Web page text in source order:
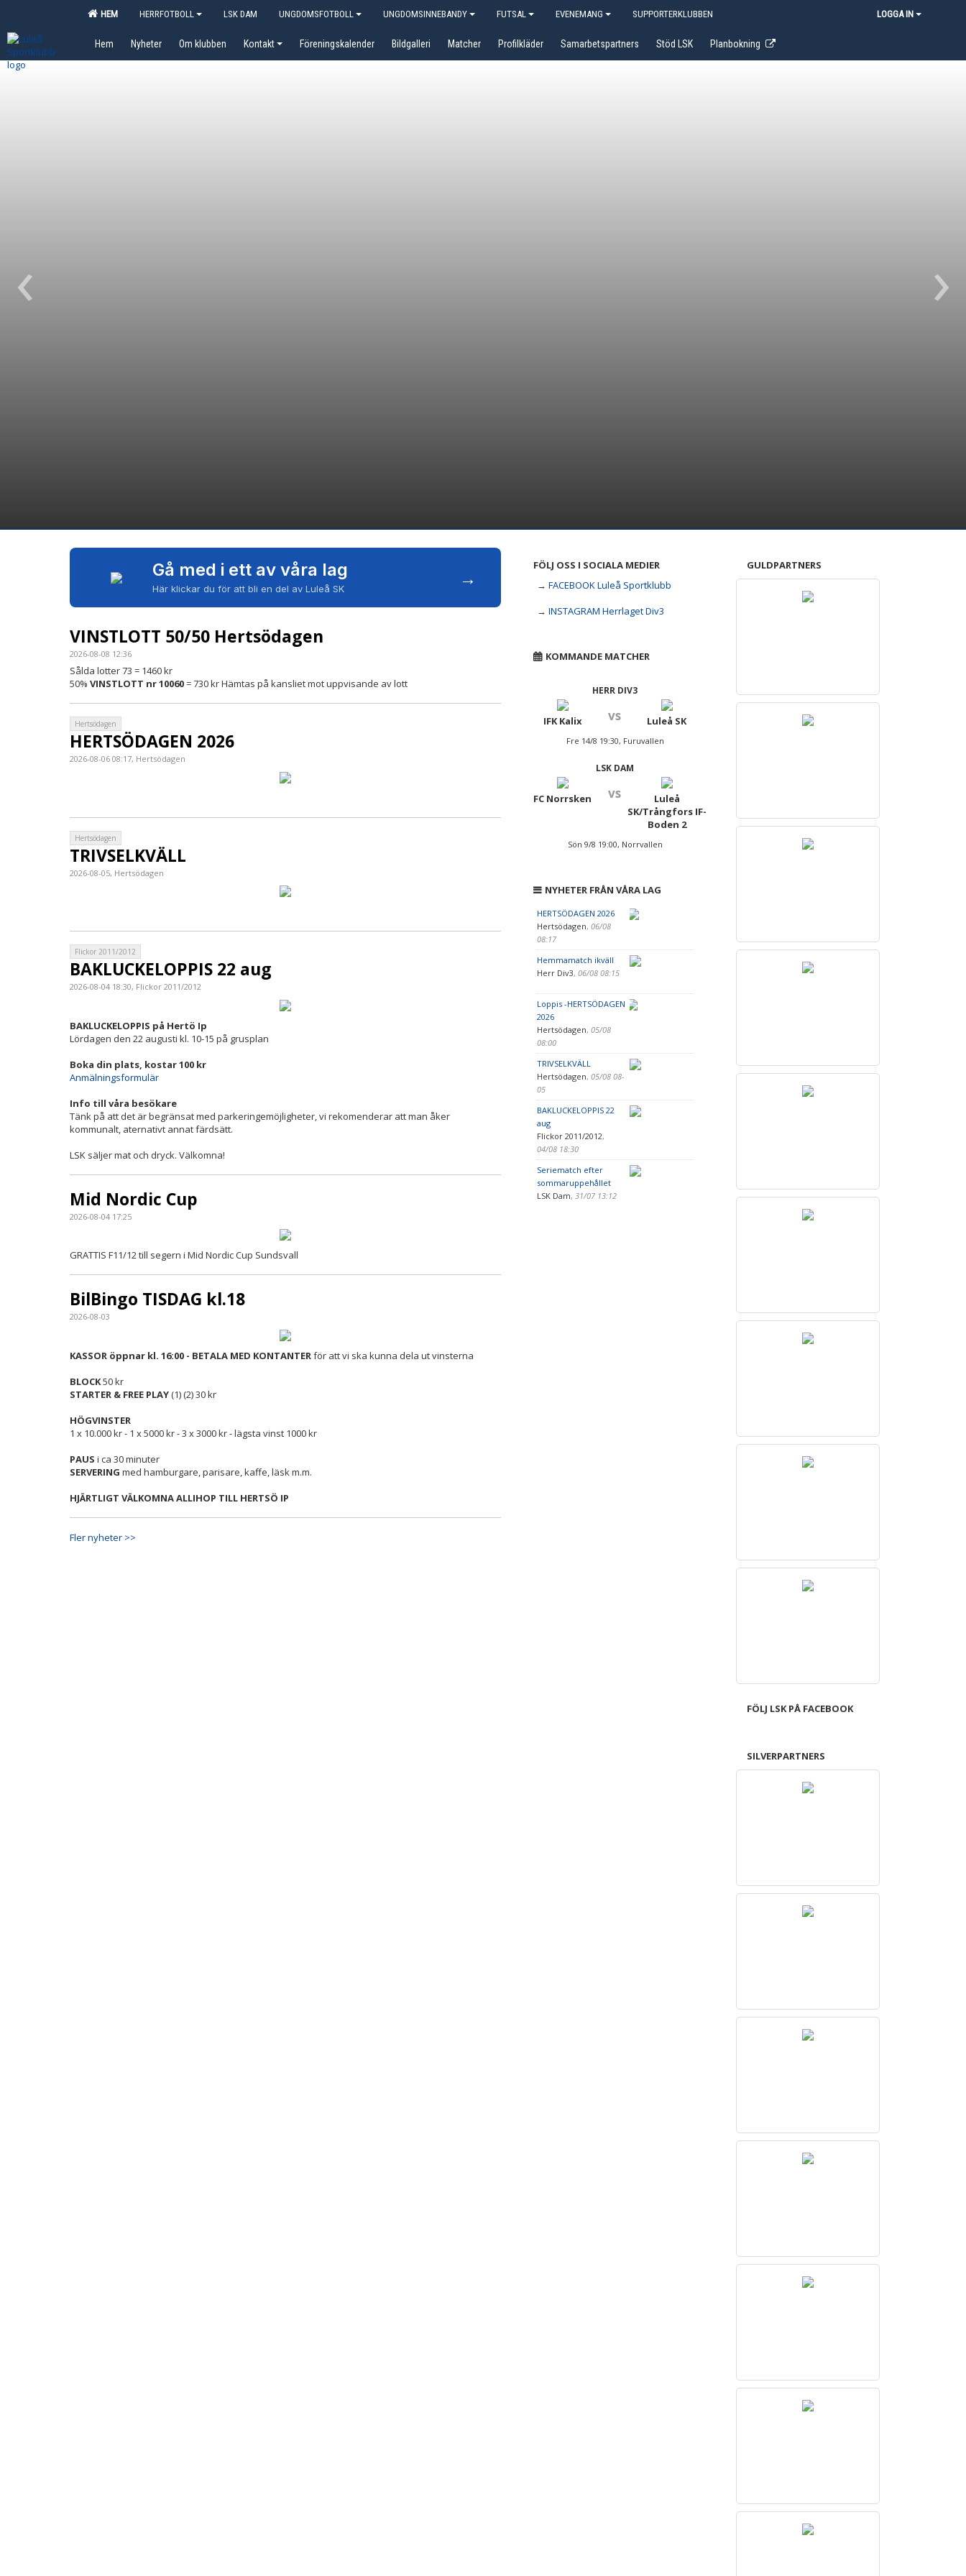
HEM HERRFOTBOLL LSK DAM UNGDOMSFOTBOLL UNGDOMSINNEBANDY FUTSAL EVENEMANG SUPPORTERKLUBBEN LOGGA IN
Hem Nyheter Om klubben Kontakt Föreningskalender Bildgalleri Matcher Profilkläder Samarbetspartners Stöd LSK Planbokning
‹ ›
Gå med i ett av våra lag
Här klickar du för att bli en del av Luleå SK →
VINSTLOTT 50/50 Hertsödagen
2026-08-08 12:36
Sålda lotter 73 = 1460 kr
50% VINSTLOTT nr 10060= 730 kr Hämtas på kansliet mot uppvisande av lott
Hertsödagen
HERTSÖDAGEN 2026
2026-08-06 08:17, Hertsödagen
Hertsödagen
TRIVSELKVÄLL
2026-08-05, Hertsödagen
Flickor 2011/2012
BAKLUCKELOPPIS 22 aug
2026-08-04 18:30, Flickor 2011/2012
BAKLUCKELOPPIS på Hertö Ip
Lördagen den 22 augusti kl. 10-15 på grusplan
Boka din plats, kostar 100 kr
Anmälningsformulär
Info till våra besökare
Tänk på att det är begränsat med parkeringemöjligheter, vi rekomenderar att man åker
kommunalt, aternativt annat färdsätt.
LSK säljer mat och dryck. Välkomna!
Mid Nordic Cup
2026-08-04 17:25
GRATTIS F11/12 till segern i Mid Nordic Cup Sundsvall
BilBingo TISDAG kl.18
2026-08-03
KASSOR öppnar kl. 16:00 - BETALA MED KONTANTER för att vi ska kunna dela ut vinsterna
BLOCK50 kr
STARTER & FREE PLAY(1) (2) 30 kr
HÖGVINSTER
1 x 10.000 kr - 1 x 5000 kr - 3 x 3000 kr - lägsta vinst 1000 kr
PAUS i ca 30 minuter
SERVERING med hamburgare, parisare, kaffe, läsk m.m.
HJÄRTLIGT VÄLKOMNA ALLIHOP TILL HERTSÖ IP
Fler nyheter >>
FÖLJ OSS I SOCIALA MEDIER
→ FACEBOOK Luleå Sportklubb
→ INSTAGRAM Herrlaget Div3
KOMMANDE MATCHER
HERR DIV3
IFK Kalix vs Luleå SK
Fre 14/8 19:30, Furuvallen
LSK DAM
FC Norrsken vs
Luleå
SK/Trångfors IF-
Boden 2
Sön 9/8 19:00, Norrvallen
NYHETER FRÅN VÅRA LAG
HERTSÖDAGEN 2026
Hertsödagen, 06/08
08:17
Hemmamatch ikväll
Herr Div3, 06/08 08:15
Loppis -HERTSÖDAGEN
2026
Hertsödagen, 05/08
08:00
TRIVSELKVÄLL
Hertsödagen, 05/08 08-
05
BAKLUCKELOPPIS 22
aug
Flickor 2011/2012,
04/08 18:30
Seriematch efter
sommaruppehållet
LSK Dam, 31/07 13:12
GULDPARTNERS
FÖLJ LSK PÅ FACEBOOK
SILVERPARTNERS